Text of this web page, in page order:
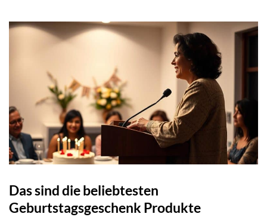
Das sind die beliebtesten
Geburtstagsgeschenk Produkte